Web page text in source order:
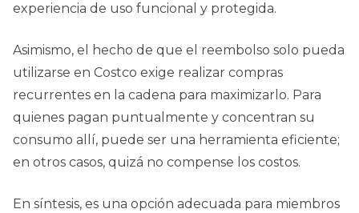
experiencia de uso funcional y protegida.
Asimismo, el hecho de que el reembolso solo pueda
utilizarse en Costco exige realizar compras
recurrentes en la cadena para maximizarlo. Para
quienes pagan puntualmente y concentran su
consumo allí, puede ser una herramienta eficiente;
en otros casos, quizá no compense los costos.
En síntesis, es una opción adecuada para miembros